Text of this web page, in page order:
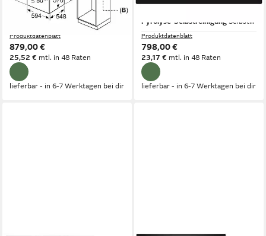
Elektro Kochfeld
Pyrolyse-Selbstreinigung
Selbstreinigung
Produktdatenblatt
879,00 €
25,52 € mtl. in 48 Raten
lieferbar - in 6-7 Werktagen bei dir
Pyrolyse-Selbstreinigung Selbstreinigung
Produktdatenblatt
798,00 €
23,17 € mtl. in 48 Raten
lieferbar - in 6-7 Werktagen bei dir